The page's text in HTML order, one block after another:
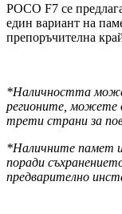
POCO F7 се
един вариант на
препоръчителна
*Наличността
регионите, можете
трети страни за
*Наличните памет
поради
предварително